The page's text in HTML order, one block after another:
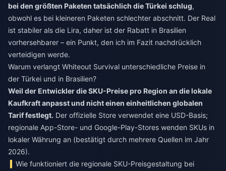
bei den größten Paketen tatsächlich die Türkei schlug,
obwohl es bei kleineren Paketen schlechter abschnitt. Der Real
ist stabiler als die Lira, daher ist der Rabatt in Brasilien
vorhersehbarer – ein Punkt, den ich im Fazit nachdrücklich
verteidigen werde.
Warum verlangt Whiteout Survival unterschiedliche Preise in
der Türkei und in Brasilien?
Weil der Entwickler die SKU-Preise pro Region an die lokale
Kaufkraft anpasst und nicht einen einheitlichen globalen
Tarif festlegt. Der offizielle Store verwendet eine USD-Basis;
regionale App-Store- und Google-Play-Stores wenden SKUs in
lokaler Währung an (bestätigt durch mehrere Quellen im Jahr
2026).
Wie funktioniert die regionale SKU-Preisgestaltung bei